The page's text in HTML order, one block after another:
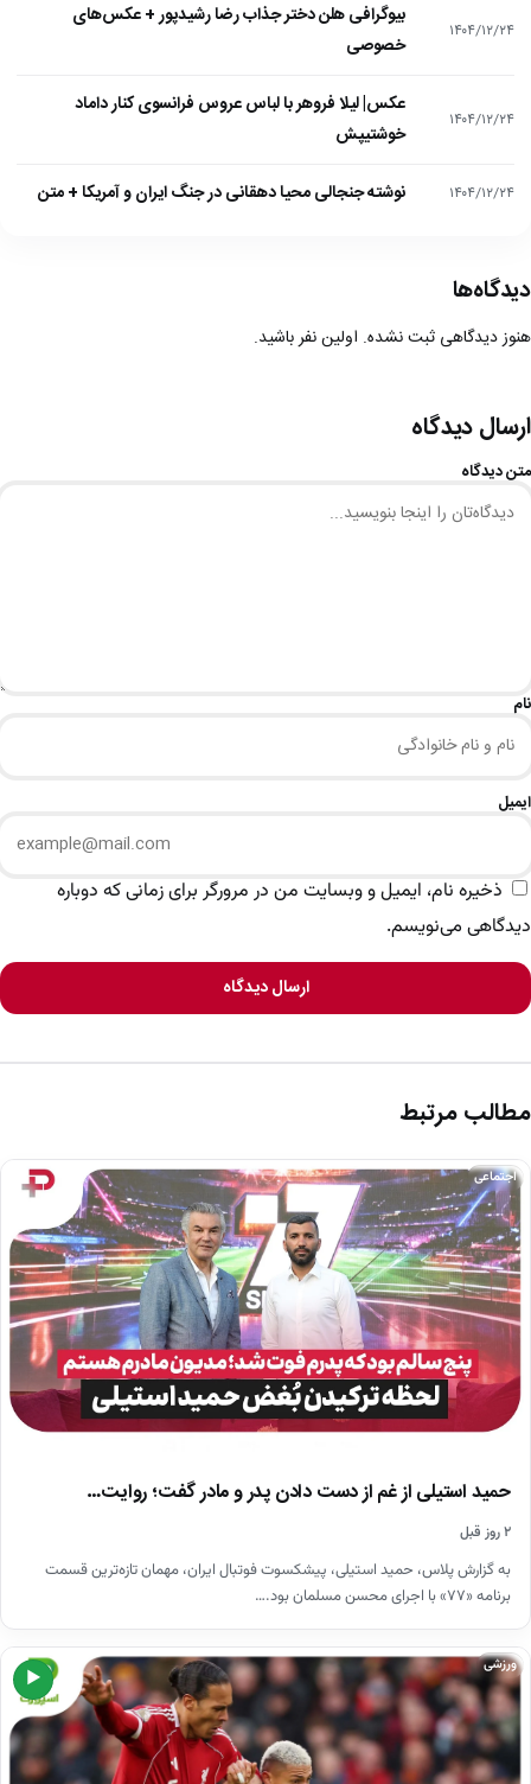
۱۴۰۴/۱۲/۲۴
بیوگرافی هلن دختر جذاب رضا رشیدپور + عکس‌های
خصوصی
۱۴۰۴/۱۲/۲۴
عکس| لیلا فروهر با لباس عروس فرانسوی کنار داماد
خوشتیپش
۱۴۰۴/۱۲/۲۴ نوشته جنجالی محیا دهقانی در جنگ ایران و آمریکا + متن
دیدگاه‌ها
هنوز دیدگاهی ثبت نشده. اولین نفر باشید.
ارسال دیدگاه
متن دیدگاه
نام
ایمیل
ذخیره نام، ایمیل و وبسایت من در مرورگر برای زمانی که دوباره
دیدگاهی می‌نویسم.
ارسال دیدگاه
مطالب مرتبط
اجتماعی
حمید استیلی از غم از دست دادن پدر و مادر گفت؛ روایت…
۲ روز قبل
به گزارش پلاس، حمید استیلی، پیشکسوت فوتبال ایران، مهمان تازه‌ترین قسمت
برنامه «۷۷» با اجرای محسن مسلمان بود.…
▶
ورزشی